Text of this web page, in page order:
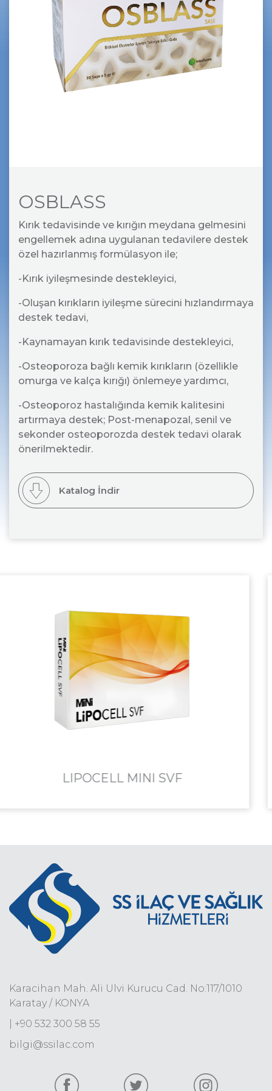
OSBLASS
Kırık tedavisinde ve kırığın meydana gelmesini
engellemek adına uygulanan tedavilere destek
özel hazırlanmış formülasyon ile;
-Kırık iyileşmesinde destekleyici,
-Oluşan kırıkların iyileşme sürecini hızlandırmaya
destek tedavi,
-Kaynamayan kırık tedavisinde destekleyici,
-Osteoporoza bağlı kemik kırıkların (özellikle
omurga ve kalça kırığı) önlemeye yardımcı,
-Osteoporoz hastalığında kemik kalitesini
artırmaya destek; Post-menapozal, senil ve
sekonder osteoporozda destek tedavi olarak
önerilmektedir.
Katalog İndir
MILLIEXO
Karacihan Mah. Ali Ulvi Kurucu Cad. No:117/1010
Karatay / KONYA
| +90 532 300 58 55
bilgi@ssilac.com